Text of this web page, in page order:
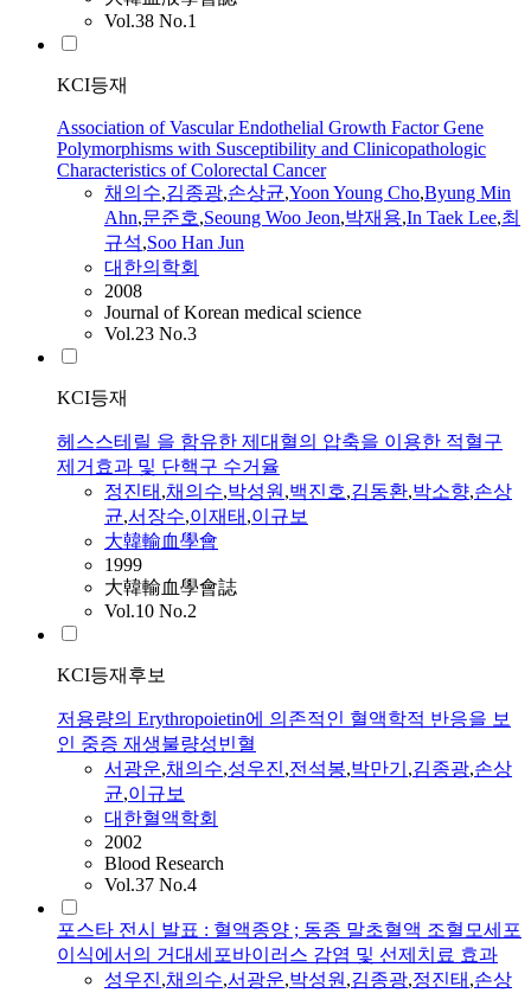
Vol.38 No.1
KCI등재
Association of Vascular Endothelial Growth Factor Gene
Polymorphisms with Susceptibility and Clinicopathologic
Characteristics of Colorectal Cancer
채의수,김종광,손상균,Yoon Young Cho,Byung Min
Ahn,문준호,Seoung Woo Jeon,박재용,In Taek Lee,최
규석,Soo Han Jun
대한의학회
2008
Journal of Korean medical science
Vol.23 No.3
KCI등재
헤스스테릴 을 함유한 제대혈의 압축을 이용한 적혈구
제거효과 및 단핵구 수거율
정진태 ,채의수,박성원,백진호,김동환,박소향,손상
균,서장수,이재태 ,이규보
大韓輸血學會
1999
大韓輸血學會誌
Vol.10 No.2
KCI등재후보
저용량의 Erythropoietin에 의존적인 혈액학적 반응을 보
인 중증 재생불량성빈혈
서광운,채의수,성우진,전석봉,박만기 ,김종광,손상
균,이규보
대한혈액학회
2002
Blood Research
Vol.37 No.4
포스타 전시 발표 : 혈액종양 ; 동종 말초혈액 조혈모세포
이식에서의 거대세포바이러스 감염 및 선제치료 효과
성우진,채의수,서광운,박성원,김종광,정진태 ,손상